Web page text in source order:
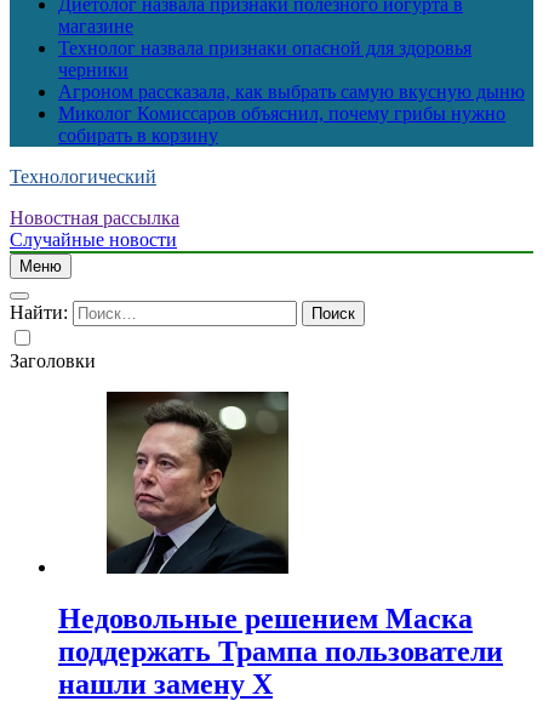
Диетолог назвала признаки полезного йогурта в
магазине
Технолог назвала признаки опасной для здоровья
черники
Агроном рассказала, как выбрать самую вкусную дыню
Миколог Комиссаров объяснил, почему грибы нужно
собирать в корзину
Технологический
Новостная рассылка
Случайные новости
Меню
Найти:
Заголовки
Недовольные решением Маска
поддержать Трампа пользователи
нашли замену X